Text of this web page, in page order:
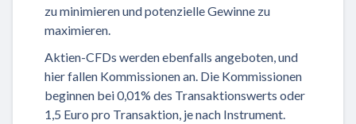
zu minimieren und potenzielle Gewinne zu
maximieren.
Aktien-CFDs werden ebenfalls angeboten, und
hier fallen Kommissionen an. Die Kommissionen
beginnen bei 0,01% des Transaktionswerts oder
1,5 Euro pro Transaktion, je nach Instrument.